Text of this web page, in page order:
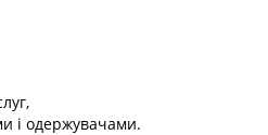
і одержувачами.